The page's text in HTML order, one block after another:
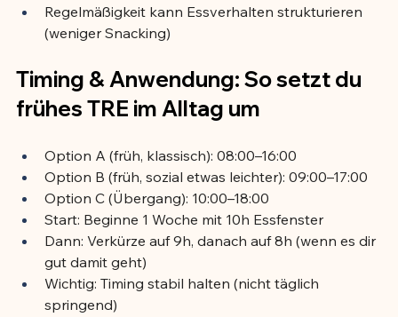
Regelmäßigkeit kann Essverhalten strukturieren
(weniger Snacking)
Timing & Anwendung: So setzt du
frühes TRE im Alltag um
Option A (früh, klassisch): 08:00–16:00
Option B (früh, sozial etwas leichter): 09:00–17:00
Option C (Übergang): 10:00–18:00
Start: Beginne 1 Woche mit 10h Essfenster
Dann: Verkürze auf 9h, danach auf 8h (wenn es dir
gut damit geht)
Wichtig: Timing stabil halten (nicht täglich
springend)